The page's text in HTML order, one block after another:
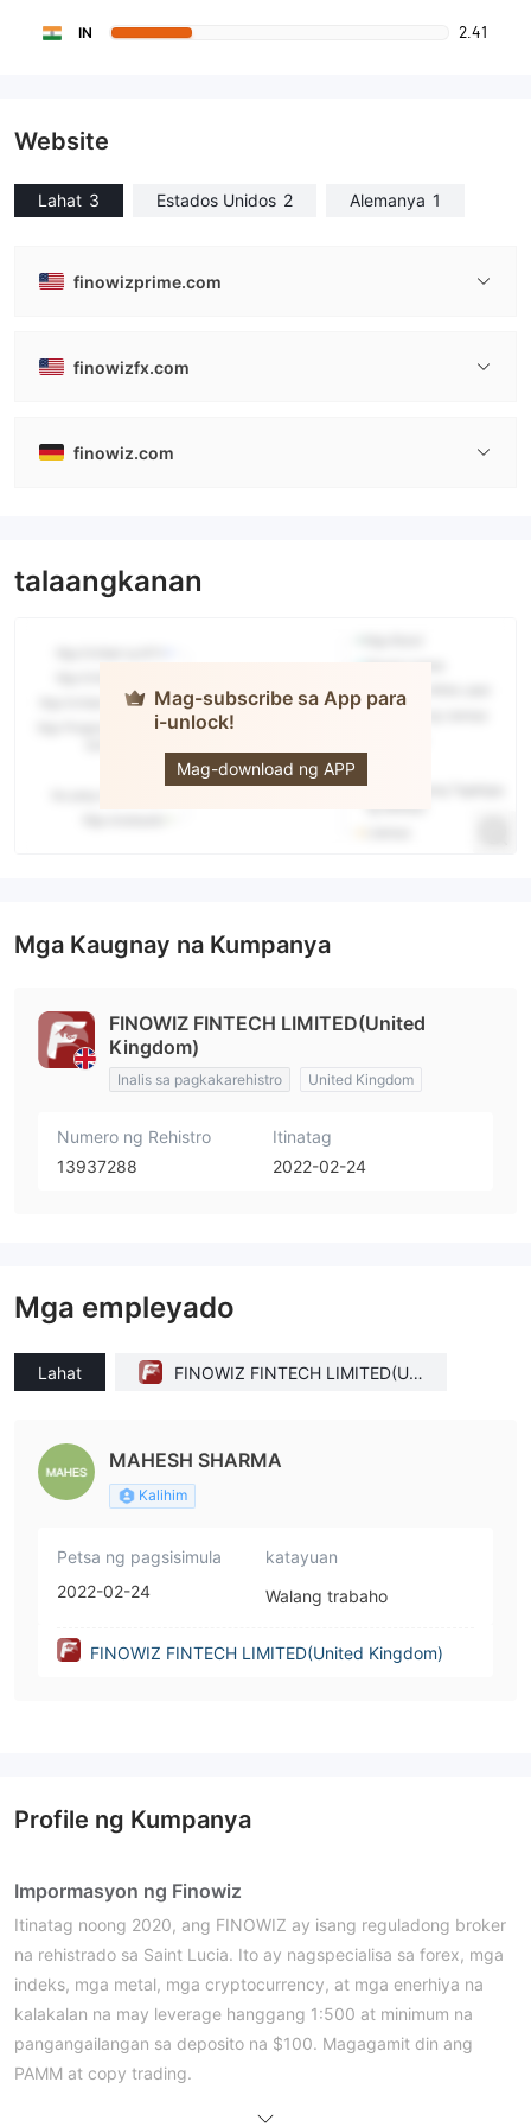
IN 2.41
Website
Lahat 3 Estados Unidos 2 Alemanya 1
finowizprime.com
finowizfx.com
finowiz.com
talaangkanan
Mag-subscribe sa App para
i-unlock!
Mag-download ng APP
Mga Kaugnay na Kumpanya
FINOWIZ FINTECH LIMITED(United
Kingdom)
Inalis sa pagkakarehistro United Kingdom
Numero ng Rehistro
13937288
Itinatag
2022-02-24
Mga empleyado
Lahat
FINOWIZ FINTECH LIMITED(Uni
MAHESH SHARMA
Kalihim
Petsa ng pagsisimula
2022-02-24
katayuan
Walang trabaho
FINOWIZ FINTECH LIMITED(United Kingdom)
Profile ng Kumpanya
Impormasyon ng Finowiz
Itinatag noong 2020, ang FINOWIZ ay isang reguladong broker
na rehistrado sa Saint Lucia. Ito ay nagspecialisa sa forex, mga
indeks, mga metal, mga cryptocurrency, at mga enerhiya na
kalakalan na may leverage hanggang 1:500 at minimum na
pangangailangan sa deposito na $100. Magagamit din ang
PAMM at copy trading.